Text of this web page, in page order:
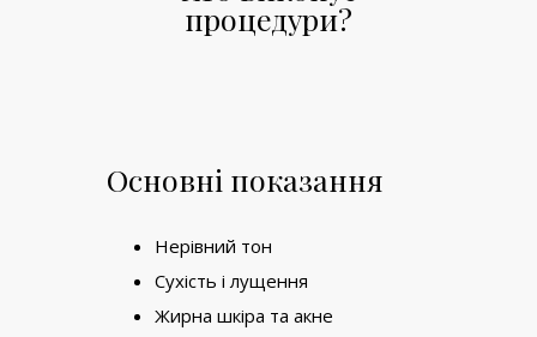
процедури?
Основні показання
Нерівний тон
Сухість і лущення
Жирна шкіра та акне